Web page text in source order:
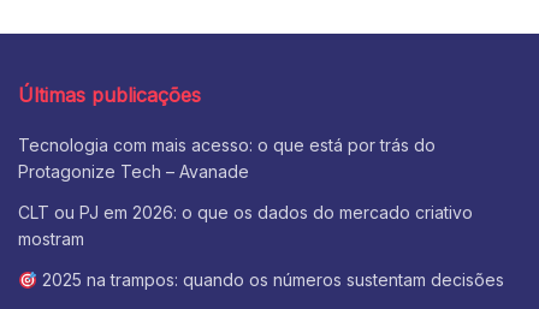
Últimas publicações
Tecnologia com mais acesso: o que está por trás do
Protagonize Tech – Avanade
CLT ou PJ em 2026: o que os dados do mercado criativo
mostram
2025 na trampos: quando os números sustentam decisões